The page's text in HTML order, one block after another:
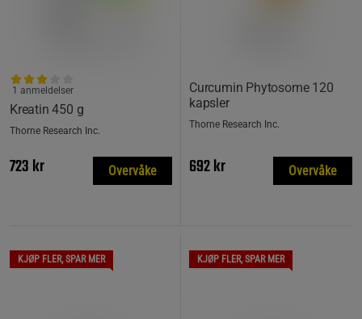
Kreatin 450 g
1 anmeldelser
Thorne Research Inc.
723 kr Overvåke
Curcumin Phytosome 120
kapsler
Thorne Research Inc.
692 kr Overvåke
KJØP FLER, SPAR MER KJØP FLER, SPAR MER